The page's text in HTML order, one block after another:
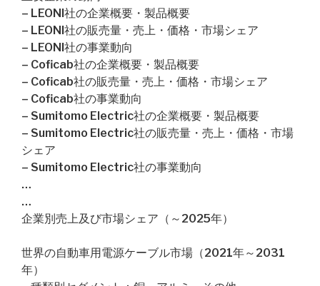
– LEONI社の企業概要・製品概要
– LEONI社の販売量・売上・価格・市場シェア
– LEONI社の事業動向
– Coficab社の企業概要・製品概要
– Coficab社の販売量・売上・価格・市場シェア
– Coficab社の事業動向
– Sumitomo Electric社の企業概要・製品概要
– Sumitomo Electric社の販売量・売上・価格・市場
シェア
– Sumitomo Electric社の事業動向
…
…
企業別売上及び市場シェア（～2025年）
世界の自動車用電源ケーブル市場（2021年～2031
年）